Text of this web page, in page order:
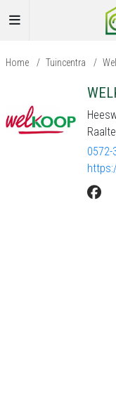
Home / Tuincentra /
0572-